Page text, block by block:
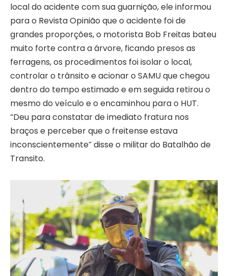
local do acidente com sua guarnição, ele informou
para o Revista Opinião que o acidente foi de
grandes proporções, o motorista Bob Freitas bateu
muito forte contra a árvore, ficando presos as
ferragens, os procedimentos foi isolar o local,
controlar o trânsito e acionar o SAMU que chegou
dentro do tempo estimado e em seguida retirou o
mesmo do veículo e o encaminhou para o HUT.
“Deu para constatar de imediato fratura nos
braços e perceber que o freitense estava
inconscientemente” disse o militar do Batalhão de
Transito.